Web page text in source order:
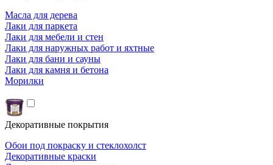
Масла для дерева
Лаки для паркета
Лаки для мебели и стен
Лаки для наружных работ и яхтные
Лаки для бани и сауны
Лаки для камня и бетона
Морилки
Декоративные покрытия
Обои под покраску и стеклохолст
Декоративные краски